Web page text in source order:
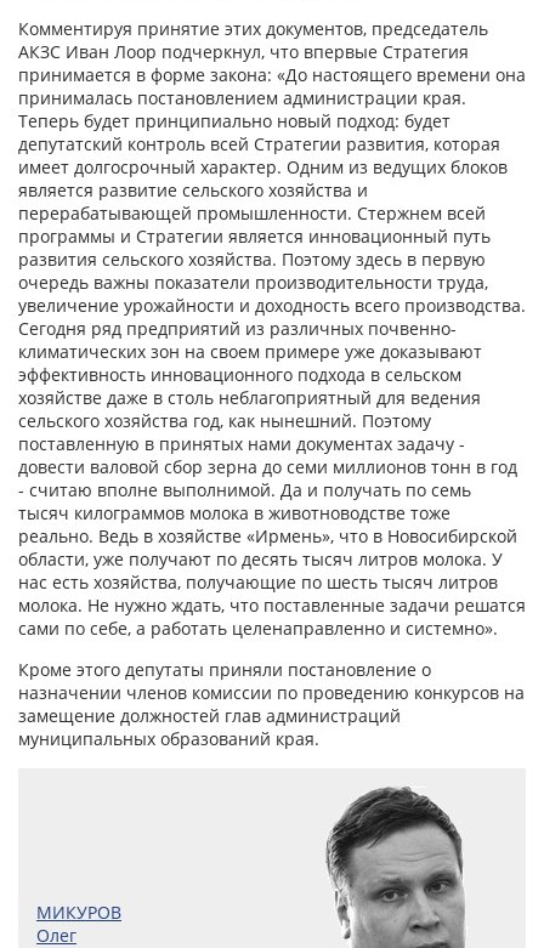
Комментируя принятие этих документов, председатель
АКЗС Иван Лоор подчеркнул, что впервые Стратегия
принимается в форме закона: «До настоящего времени она
принималась постановлением администрации края.
Теперь будет принципиально новый подход: будет
депутатский контроль всей Стратегии развития, которая
имеет долгосрочный характер. Одним из ведущих блоков
является развитие сельского хозяйства и
перерабатывающей промышленности. Стержнем всей
программы и Стратегии является инновационный путь
развития сельского хозяйства. Поэтому здесь в первую
очередь важны показатели производительности труда,
увеличение урожайности и доходность всего производства.
Сегодня ряд предприятий из различных почвенно-
климатических зон на своем примере уже доказывают
эффективность инновационного подхода в сельском
хозяйстве даже в столь неблагоприятный для ведения
сельского хозяйства год, как нынешний. Поэтому
поставленную в принятых нами документах задачу -
довести валовой сбор зерна до семи миллионов тонн в год
- считаю вполне выполнимой. Да и получать по семь
тысяч килограммов молока в животноводстве тоже
реально. Ведь в хозяйстве «Ирмень», что в Новосибирской
области, уже получают по десять тысяч литров молока. У
нас есть хозяйства, получающие по шесть тысяч литров
молока. Не нужно ждать, что поставленные задачи решатся
сами по себе, а работать целенаправленно и системно».
Кроме этого депутаты приняли постановление о
назначении членов комиссии по проведению конкурсов на
замещение должностей глав администраций
муниципальных образований края.
МИКУРОВ
Олег